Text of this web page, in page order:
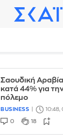
Σαουδική
κατά 44% για
πόλεμο
BUSINESS 10:48,
0 18